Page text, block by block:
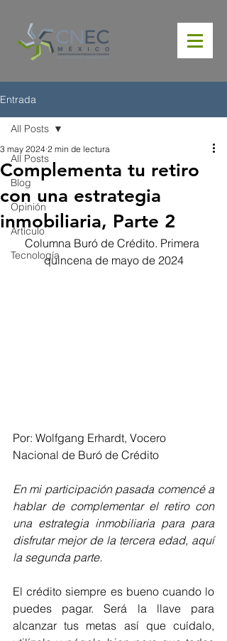
Entrada
All Posts
Blog
Opinión
Artículo
Tecnología
All Posts
Complementa tu retiro
con una estrategia
inmobiliaria, Parte 2
3 may 2024 2 min de lectura
Columna Buró de Crédito. Primera
quincena de mayo de 2024
Por: Wolfgang Erhardt, Vocero
Nacional de Buró de Crédito
En mi participación pasada comencé a
hablar de complementar el retiro con
una estrategia inmobiliaria para para
disfrutar mejor de la tercera edad, aquí
la segunda parte.
El crédito siempre es bueno cuando lo
puedes pagar. Será la llave para
alcanzar tus metas así que cuídalo,